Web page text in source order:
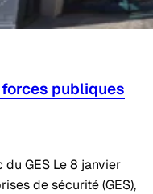
publiques
GES Le 8 janvier
de sécurité (GES),